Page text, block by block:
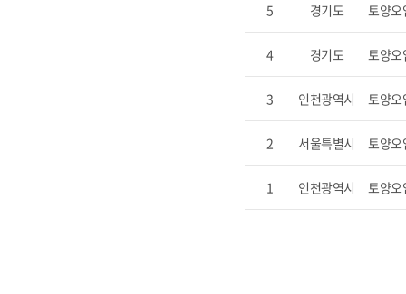
5 경기도 토양오
4 경기도 토양오
3 인천광역시 토양오
2 서울특별시 토양오
1 인천광역시 토양오